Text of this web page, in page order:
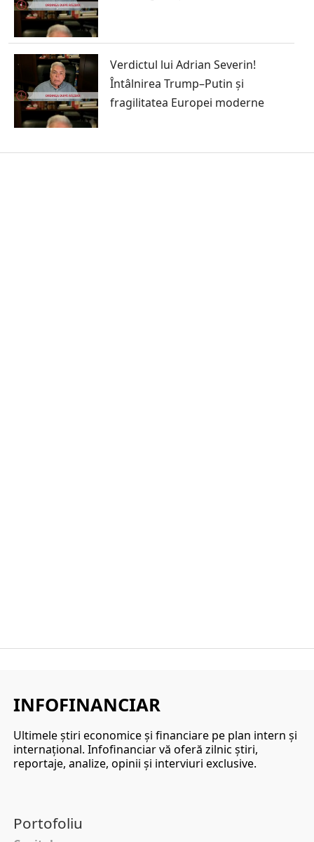
Verdictul lui Adrian Severin!
Întâlnirea Trump–Putin și
fragilitatea Europei moderne
INFOFINANCIAR
Ultimele ştiri economice şi financiare pe plan intern şi
internaţional. Infofinanciar vă oferă zilnic ştiri,
reportaje, analize, opinii şi interviuri exclusive.
Portofoliu